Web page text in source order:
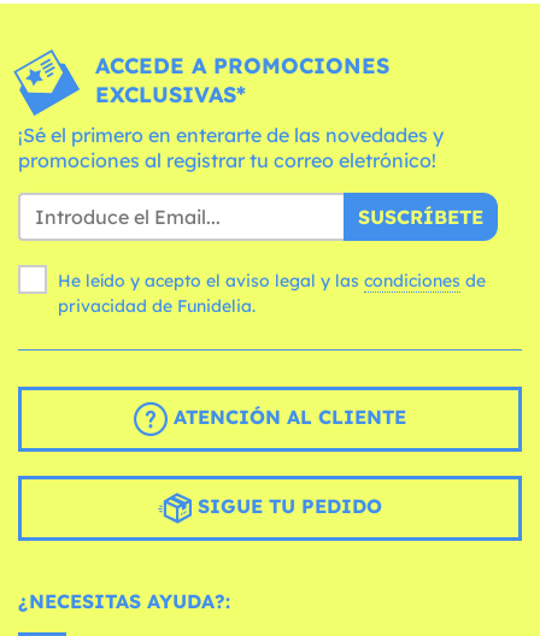
ACCEDE A PROMOCIONES
EXCLUSIVAS*
¡Sé el primero en enterarte de las novedades y
promociones al registrar tu correo eletrónico!
SUSCRÍBETE
He leído y acepto el aviso legal y las condiciones
privacidad de Funidelia.
ATENCIÓN AL CLIENTE
SIGUE TU PEDIDO
¿NECESITAS AYUDA?: